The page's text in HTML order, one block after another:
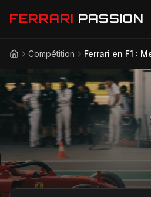
FERRARI PASSION
Actualités
Modèles
Compétition
Technologie
Lifestyle
AccueilCompétition